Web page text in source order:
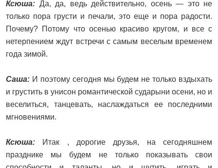
Ксюша: Да, да, ведь действительно, осень — это не
только пора грусти и печали, это еще и пора радости.
Почему? Потому что осенью красиво кругом, и все с
нетерпением ждут встречи с самым веселым временем
года зимой.
Саша: И поэтому сегодня мы будем не только вздыхать
и грустить в унисон романтической сударыни осени, но и
веселиться, танцевать, наслаждаться ее последними
мгновениями.
Ксюша: Итак , дорогие друзья, на сегодняшнем
празднике мы будем не только показывать свои